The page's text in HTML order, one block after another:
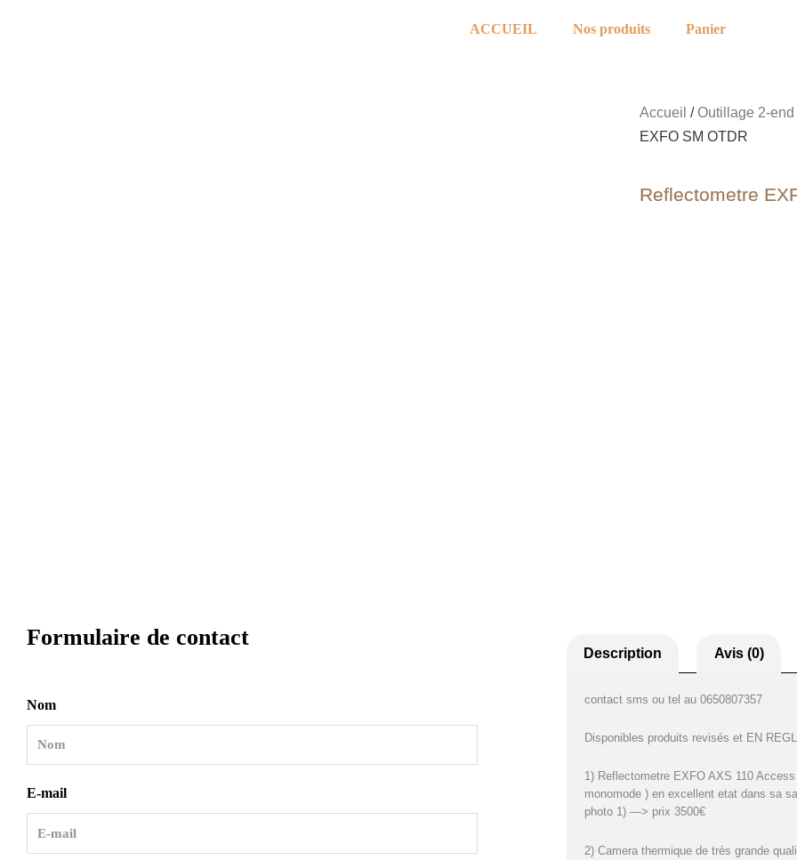
ACCUEIL Nos produits Panier
Accueil /Outillage 2-end
EXFO SM OTDR
Reflectometre
Formulaire de contact
Nom
E-mail
Description Avis (0)
contact sms ou tel au 0650807357
Disponibles produits revisés et EN
1) Reflectometre EXFO AXS 110
monomode ) en excellent etat dans sa
photo 1) —> prix 3500€
2) Camera thermique de très grande